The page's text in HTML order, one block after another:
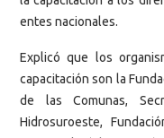
entes nacionales.
Explicó que los
capacitación son la
de las Comunas,
Hidrosuroeste,